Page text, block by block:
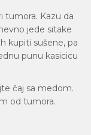
tumora. Kazu da
jede sitake
kupiti sušene, pa
punu kasicicu
čaj sa medom.
od tumora.